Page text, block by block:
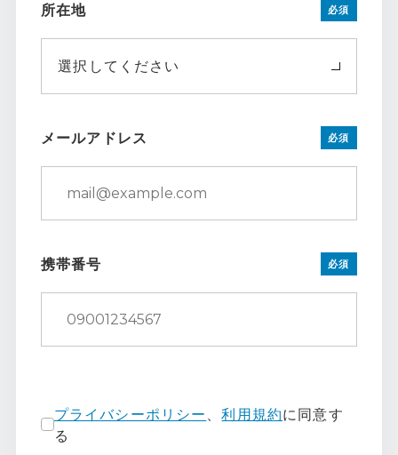
所在地 必須
選択してください
メールアドレス 必須
携帯番号 必須
プライバシーポリシー 、利用規約に同意す
る